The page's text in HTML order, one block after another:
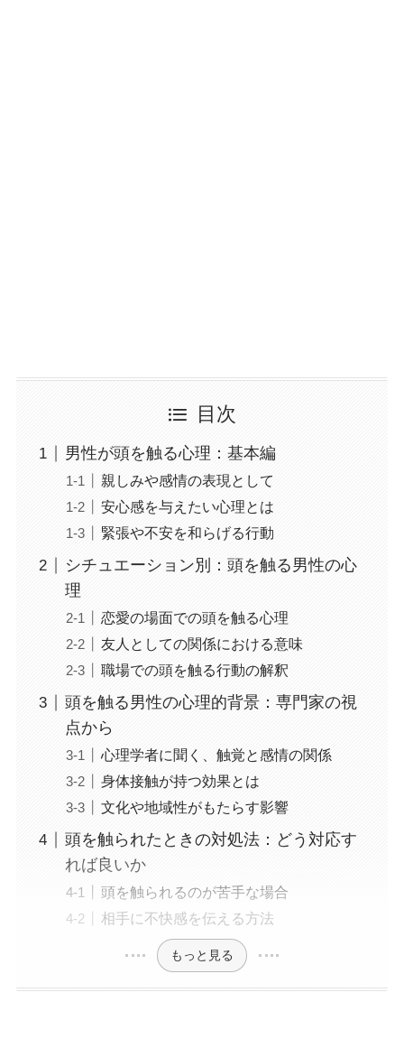
目次
男性が頭を触る心理：基本編
親しみや感情の表現として
安心感を与えたい心理とは
緊張や不安を和らげる行動
シチュエーション別：頭を触る男性の心
理
恋愛の場面での頭を触る心理
友人としての関係における意味
職場での頭を触る行動の解釈
頭を触る男性の心理的背景：専門家の視
点から
心理学者に聞く、触覚と感情の関係
身体接触が持つ効果とは
文化や地域性がもたらす影響
頭を触られたときの対処法：どう対応す
れば良いか
頭を触られるのが苦手な場合
相手に不快感を伝える方法
もっと見る